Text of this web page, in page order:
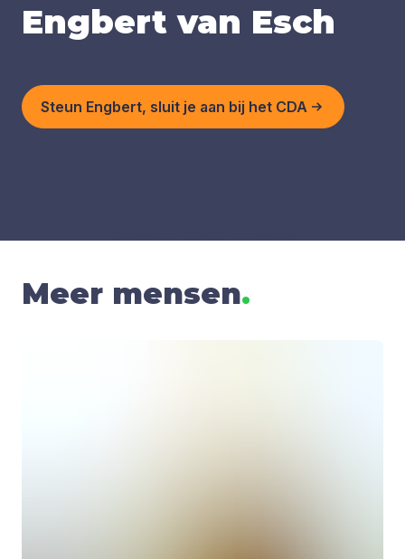
Engbert van Esch
Steun Engbert, sluit je aan bij het CDA
Meer mensen.